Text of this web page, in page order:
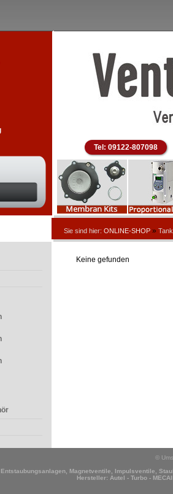
Tel: 09122-807098
Sie sind hier: ONLINE-SHOP »
Keine gefunden
©
Magnetventile, Impulsventile,
Hersteller: Autel - Turbo -